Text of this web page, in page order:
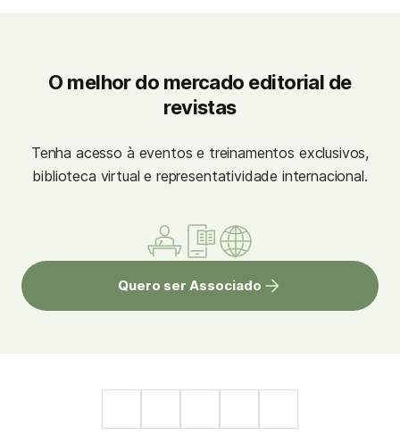
O melhor do mercado editorial de
revistas
Tenha acesso à eventos e treinamentos exclusivos,
biblioteca virtual e representatividade internacional.
Quero ser Associado